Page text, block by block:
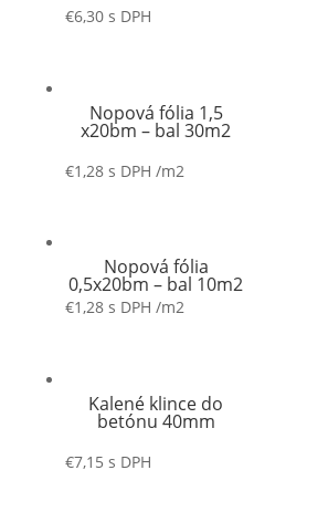
€6,30 s DPH
Nopová fólia 1,5
x20bm – bal 30m2
€1,28 s DPH /m2
Nopová fólia
0,5x20bm – bal 10m2
€1,28 s DPH /m2
Kalené klince do
betónu 40mm
€7,15 s DPH